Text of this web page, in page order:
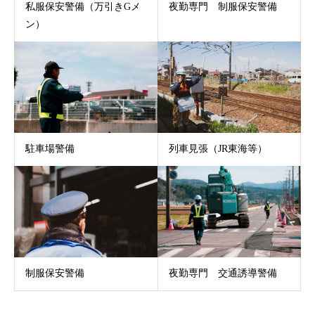
私服保安警備（万引きGメ
ン）
夜勤専門 制服保安警備
駐車場警備 列車見張（JR東海等）
制服保安警備 夜勤専門 交通誘導警備